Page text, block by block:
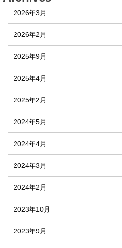
2026年3月
2026年2月
2025年9月
2025年4月
2025年2月
2024年5月
2024年4月
2024年3月
2024年2月
2023年10月
2023年9月